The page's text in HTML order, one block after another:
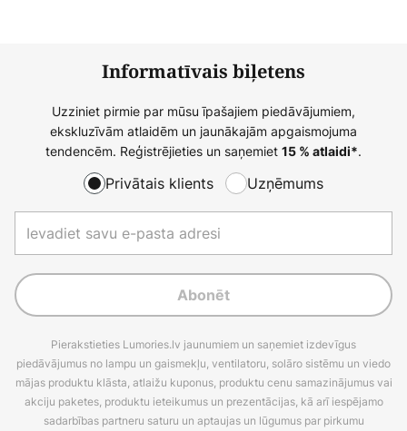
Informatīvais biļetens
Uzziniet pirmie par mūsu īpašajiem piedāvājumiem,
ekskluzīvām atlaidēm un jaunākajām apgaismojuma
tendencēm. Reģistrējieties un saņemiet 15 % atlaidi*.
Privātais klients Uzņēmums
Abonēt
Pierakstieties Lumories.lv jaunumiem un saņemiet izdevīgus
piedāvājumus no lampu un gaismekļu, ventilatoru, solāro sistēmu un viedo
mājas produktu klāsta, atlaižu kuponus, produktu cenu samazinājumus vai
akciju paketes, produktu ieteikumus un prezentācijas, kā arī iespējamo
sadarbības partneru saturu un aptaujas un lūgumus par pirkumu